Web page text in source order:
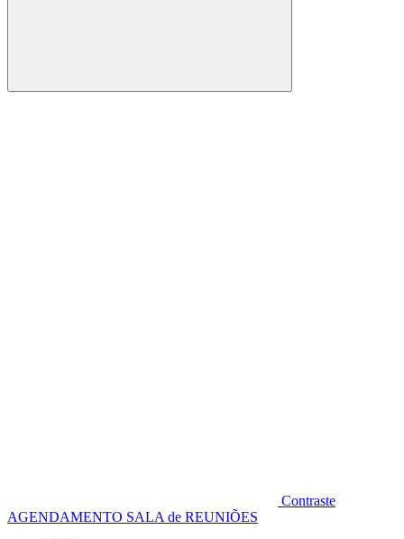
Buscar
Contraste
AGENDAMENTO SALA de REUNIÕES